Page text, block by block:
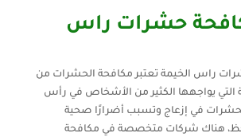
حشرات راس
راس الخيمة تعتبر مكافحة الحشرات من
التي يواجهها الكثير من الأشخاص في رأس
في إزعاج وتسبب أضرارًا صحية
هناك شركات متخصصة في مكافحة